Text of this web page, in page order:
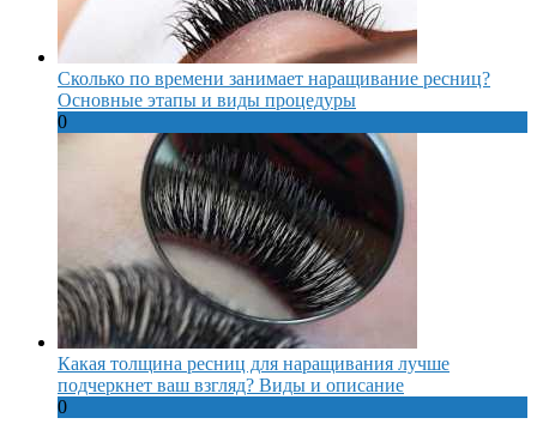
Сколько по времени занимает наращивание ресниц?
Основные этапы и виды процедуры
0
Какая толщина ресниц для наращивания лучше
подчеркнет ваш взгляд? Виды и описание
0